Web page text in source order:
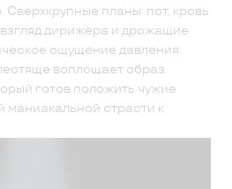
планы: пот, кровь
дирижёра и дрожащие
ощущение давления.
воплощает образ
готов положить чужие
маниакальной страсти к